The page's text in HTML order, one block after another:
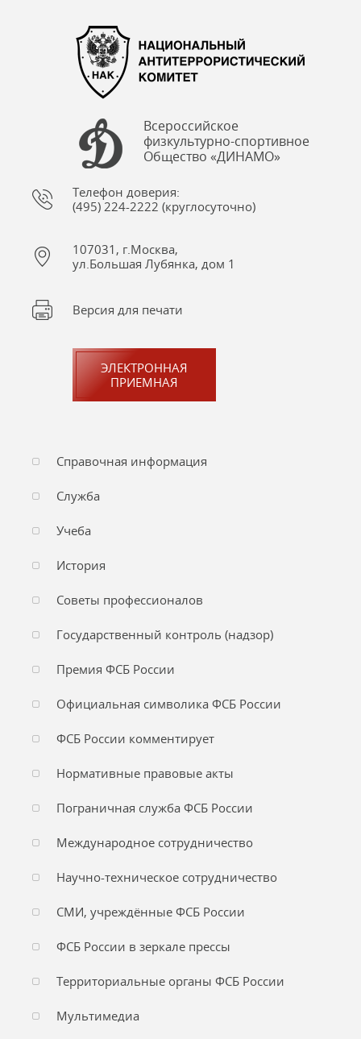
Всероссийское
физкультурно-спортивное
Общество «ДИНАМО»
Телефон доверия:
(495) 224-2222 (круглосуточно)
107031, г.Москва,
ул.Большая Лубянка, дом 1
Версия для печати
ЭЛЕКТРОННАЯ
ПРИЕМНАЯ
Справочная информация
Служба
Учеба
История
Советы профессионалов
Государственный контроль (надзор)
Премия ФСБ России
Официальная символика ФСБ России
ФСБ России комментирует
Нормативные правовые акты
Пограничная служба ФСБ России
Международное сотрудничество
Научно-техническое сотрудничество
СМИ, учреждённые ФСБ России
ФСБ России в зеркале прессы
Территориальные органы ФСБ России
Мультимедиа